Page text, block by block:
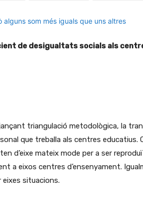
de desigualtats socials als
triangulació metodològica, la
que treballa als centres educatius.
d’eixe mateix mode per a ser
a eixos centres d’ensenyament.
eixes situacions.